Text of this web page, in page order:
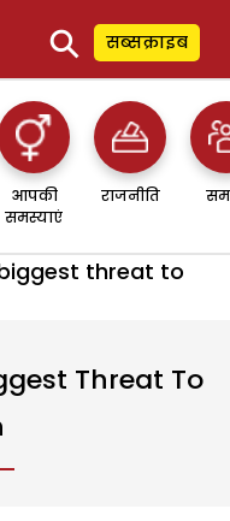
⚲ सब्सक्राइब
आपकी
समस्याएं
राजनीति
threat to
Threat To